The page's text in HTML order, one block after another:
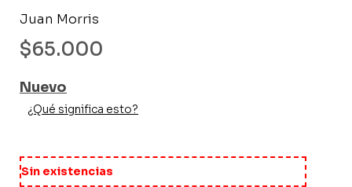
Juan Morris
$65.000
Nuevo
¿Qué significa esto?
Sin existencias